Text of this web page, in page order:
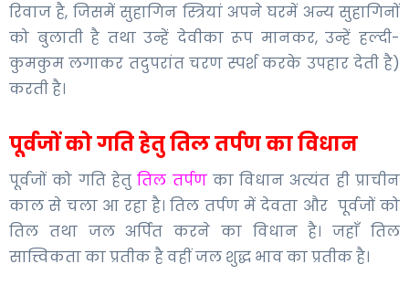
रिवाज है, जिसमें सुहागिन स्त्रियां अपने घरमें अन्य सुहागिनों
को बुलाती है तथा उन्हें देवीका रूप मानकर, उन्हें हल्दी-
कुमकुम लगाकर तदुपरांत चरण स्पर्श करके उपहार देती है)
करती है।
पूर्वजों को गति हेतु तिल तर्पण का विधान
पूर्वजों को गति हेतुतिल तर्पणका विधान अत्यंत ही प्राचीन
काल से चला आ रहा है। तिल तर्पण में देवता और पूर्वजों को
तिल तथा जल अर्पित करने का विधान है। जहाँ तिल
सात्त्विकता का प्रतीक है वहीं जल शुद्ध भाव का प्रतीक है।